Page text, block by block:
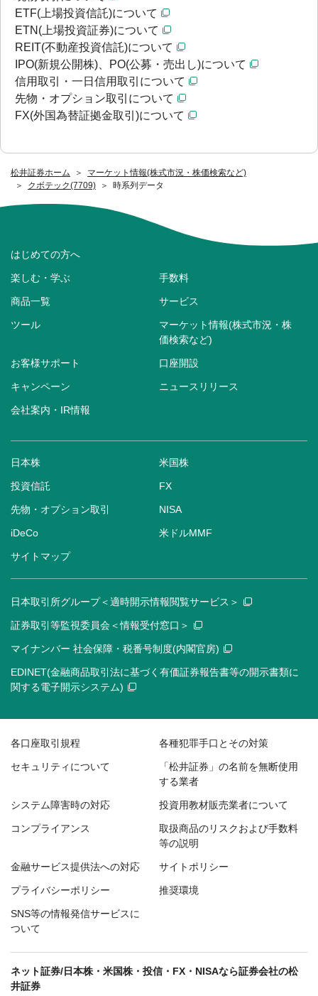
松井証券ホーム
マーケット情報(株式市況・株価検索など)
クボテック(7709)
時系列データ
ETF(上場投資信託)について
ETN(上場投資証券)について
REIT(不動産投資信託)について
IPO(新規公開株)、PO(公募・売出し)について
信用取引・一日信用取引について
先物・オプション取引について
FX(外国為替証拠金取引)について
はじめての方へ
楽しむ・学ぶ 手数料
商品一覧 サービス
ツール
マーケット情報(株式市況・株
価検索など)
お客様サポート 口座開設
キャンペーン ニュースリリース
会社案内・IR情報
日本株 米国株
投資信託 FX
先物・オプション取引 NISA
iDeCo 米ドルMMF
サイトマップ
日本取引所グループ＜適時開示情報閲覧サービス＞
証券取引等監視委員会＜情報受付窓口＞
マイナンバー 社会保障・税番号制度(内閣官房)
EDINET(金融商品取引法に基づく有価証券報告書等の開示書類に
関する電子開示システム)
各口座取引規程 各種犯罪手口とその対策
セキュリティについて
「松井証券」の名前を無断使用
する業者
システム障害時の対応 投資用教材販売業者について
コンプライアンス
取扱商品のリスクおよび手数料
等の説明
金融サービス提供法への対応 サイトポリシー
プライバシーポリシー 推奨環境
SNS等の情報発信サービスに
ついて
ネット証券/日本株・米国株・投信・FX・NISAなら証券会社の松
井証券